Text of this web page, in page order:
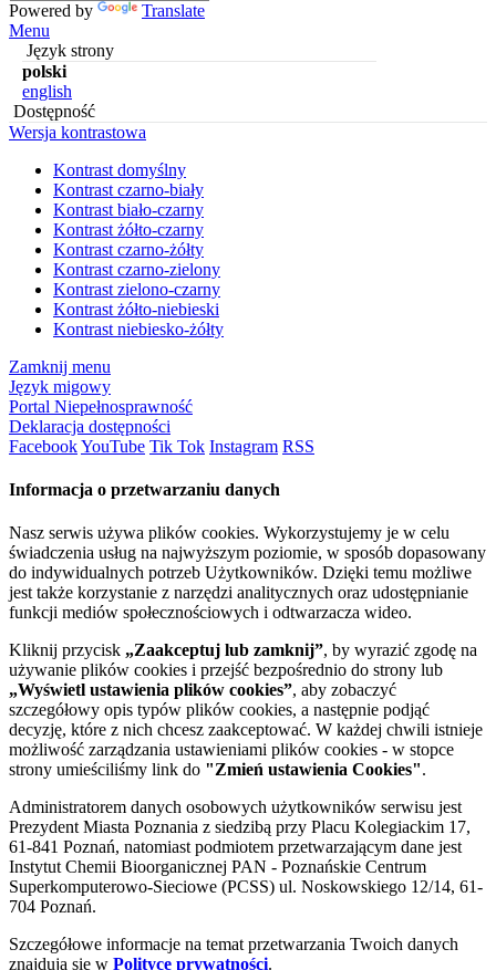
Powered by
Translate
Menu
Język strony
polski
english
Dostępność
Wersja kontrastowa
Kontrast domyślny
Kontrast czarno-biały
Kontrast biało-czarny
Kontrast żółto-czarny
Kontrast czarno-żółty
Kontrast czarno-zielony
Kontrast zielono-czarny
Kontrast żółto-niebieski
Kontrast niebiesko-żółty
Zamknij menu
Język migowy
Portal Niepełnosprawność
Deklaracja dostępności
FacebookYouTube Tik Tok Instagram RSS
Informacja o przetwarzaniu danych
Nasz serwis używa plików cookies. Wykorzystujemy je w celu
świadczenia usług na najwyższym poziomie, w sposób dopasowany
do indywidualnych potrzeb Użytkowników. Dzięki temu możliwe
jest także korzystanie z narzędzi analitycznych oraz udostępnianie
funkcji mediów społecznościowych i odtwarzacza wideo.
Kliknij przycisk „Zaakceptuj lub zamknij”, by wyrazić zgodę na
używanie plików cookies i przejść bezpośrednio do strony lub
„Wyświetl ustawienia plików cookies”, aby zobaczyć
szczegółowy opis typów plików cookies, a następnie podjąć
decyzję, które z nich chcesz zaakceptować. W każdej chwili istnieje
możliwość zarządzania ustawieniami plików cookies - w stopce
strony umieściliśmy link do "Zmień ustawienia Cookies".
Administratorem danych osobowych użytkowników serwisu jest
Prezydent Miasta Poznania z siedzibą przy Placu Kolegiackim 17,
61-841 Poznań, natomiast podmiotem przetwarzającym dane jest
Instytut Chemii Bioorganicznej PAN - Poznańskie Centrum
Superkomputerowo-Sieciowe (PCSS) ul. Noskowskiego 12/14, 61-
704 Poznań.
Szczegółowe informacje na temat przetwarzania Twoich danych
znajdują się w Polityce prywatności.